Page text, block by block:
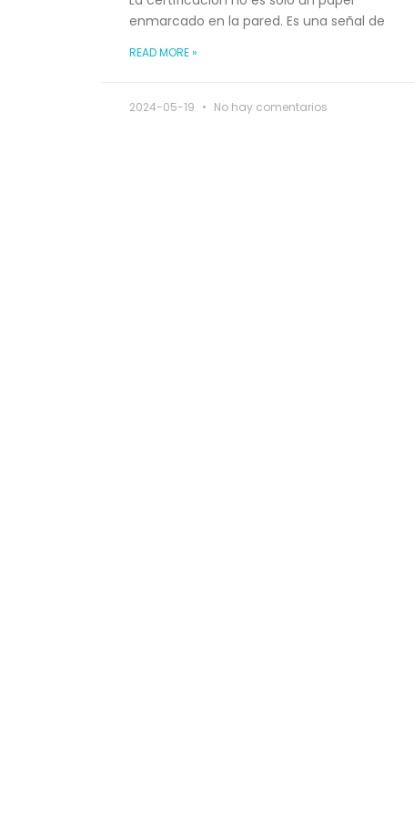
enmarcado en la pared. Es una señal de
READ MORE »
2024-05-19 No hay comentarios